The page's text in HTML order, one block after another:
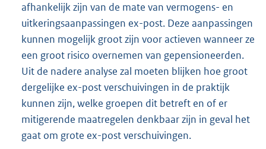
afhankelijk zijn van de mate van vermogens- en
uitkeringsaanpassingen ex-post. Deze aanpassingen
kunnen mogelijk groot zijn voor actieven wanneer ze
een groot risico overnemen van gepensioneerden.
Uit de nadere analyse zal moeten blijken hoe groot
dergelijke ex-post verschuivingen in de praktijk
kunnen zijn, welke groepen dit betreft en of er
mitigerende maatregelen denkbaar zijn in geval het
gaat om grote ex-post verschuivingen.